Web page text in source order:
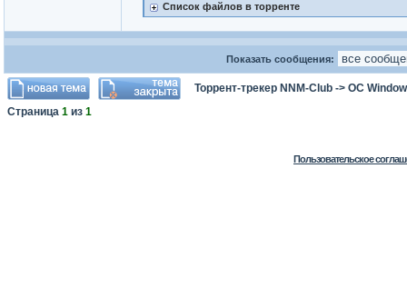
Список файлов в торренте
Показать сообщения:
Торрент-трекер NNM-Club -> ОС
Страница 1 из 1
Пользовательское